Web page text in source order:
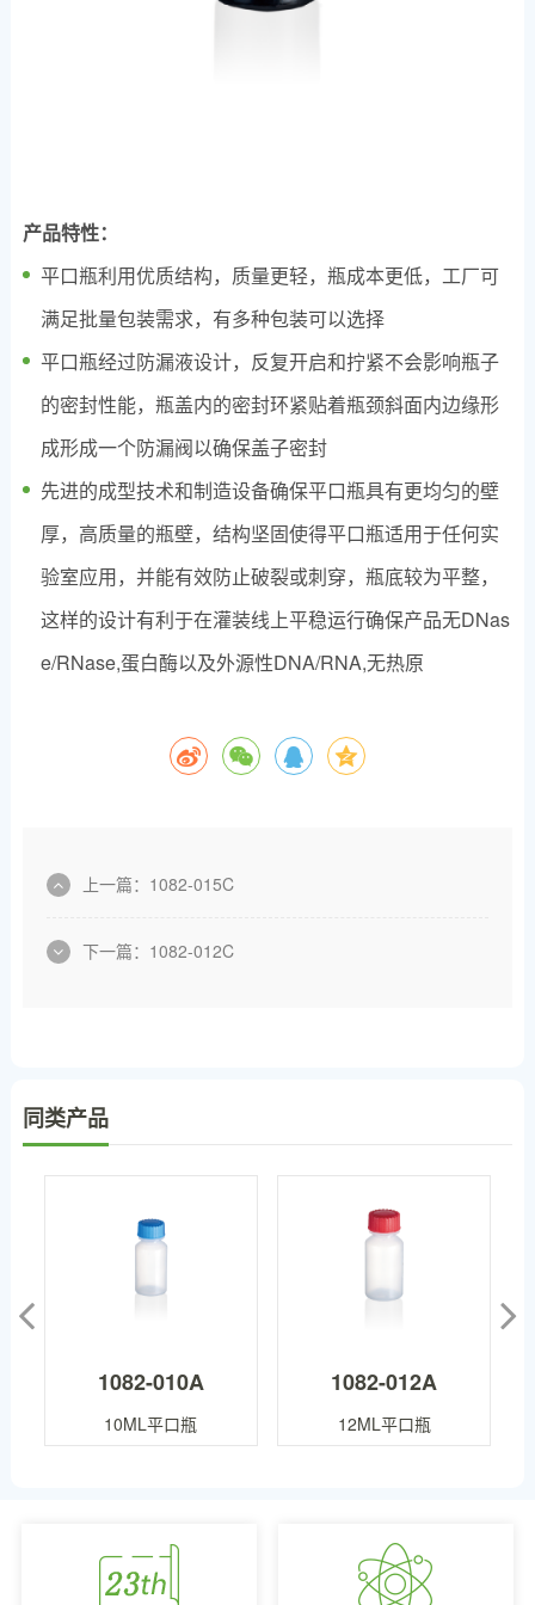
产品特性：
平口瓶利用优质结构，质量更轻，瓶成本更低，工厂可
满足批量包装需求，有多种包装可以选择
平口瓶经过防漏液设计，反复开启和拧紧不会影响瓶子
的密封性能，瓶盖内的密封环紧贴着瓶颈斜面内边缘形
成形成一个防漏阀以确保盖子密封
先进的成型技术和制造设备确保平口瓶具有更均匀的壁
厚，高质量的瓶壁，结构坚固使得平口瓶适用于任何实
验室应用，并能有效防止破裂或刺穿，瓶底较为平整，
这样的设计有利于在灌装线上平稳运行确保产品无DNas
e/RNase,蛋白酶以及外源性DNA/RNA,无热原
上一篇： 1082-015C
下一篇： 1082-012C
同类产品
1082-010A
10ML平口瓶
1082-012A
12ML平口瓶